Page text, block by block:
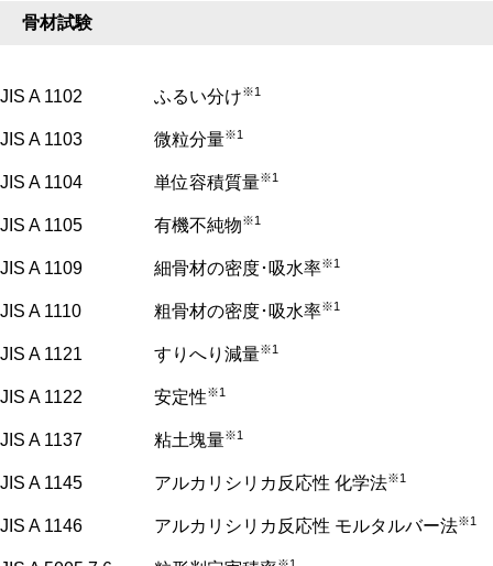
骨材試験
JIS A 1102 ふるい分け※1
JIS A 1103 微粒分量※1
JIS A 1104 単位容積質量※1
JIS A 1105 有機不純物※1
JIS A 1109 細骨材の密度･吸水率※1
JIS A 1110 粗骨材の密度･吸水率※1
JIS A 1121 すりへり減量※1
JIS A 1122 安定性※1
JIS A 1137 粘土塊量※1
JIS A 1145 アルカリシリカ反応性 化学法※1
JIS A 1146 アルカリシリカ反応性 モルタルバー法※1